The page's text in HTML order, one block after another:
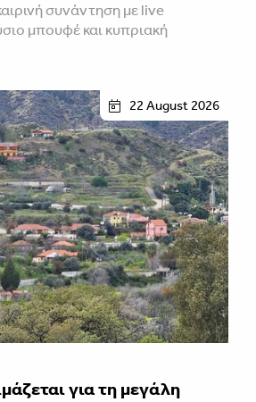
συνάντηση με live
μπουφέ και κυπριακή
22 August 2026
για τη μεγάλη